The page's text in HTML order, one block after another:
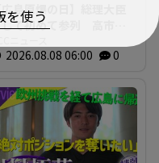
を使う
広島原爆の日】総理大臣
て初めて参列 高市早
年広島平和記念式典
2026.08.08 06:00 0